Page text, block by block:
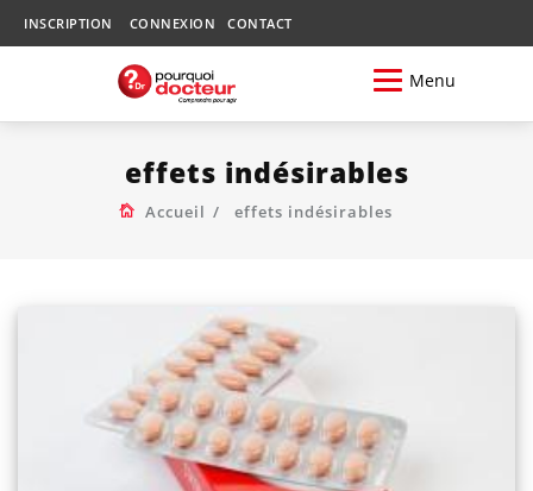
INSCRIPTION CONNEXION CONTACT
Menu
effets indésirables
Accueil effets indésirables